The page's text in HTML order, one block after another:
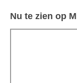
Nu te zien op